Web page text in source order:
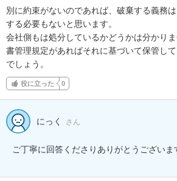
別に約束がないのであれば、破棄する義務
する必要もないと思います。
会社側もは処分しているかどうかは分かり
書管理規定があればそれに基づいて保管し
でしょう。
役に立った 0
にっく さん